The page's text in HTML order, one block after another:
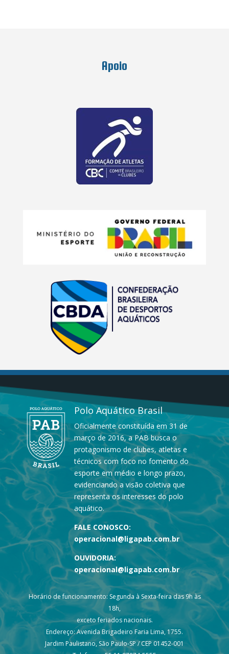
Apoio
Polo Aquático Brasil
Oficialmente constituída em 31 de
março de 2016, a PAB busca o
protagonismo de clubes, atletas e
técnicos com foco no fomento do
esporte em médio e longo prazo,
evidenciando a visão coletiva que
representa os interesses do polo
aquático.
FALE CONOSCO:
operacional@ligapab.com.br
OUVIDORIA:
operacional@ligapab.com.br
Horário de funcionamento: Segunda à Sexta-feira das 9h às
18h,
exceto feriados nacionais.
Endereço: Avenida Brigadeiro Faria Lima, 1755.
Jardim Paulistano, São Paulo-SP / CEP 01452-001